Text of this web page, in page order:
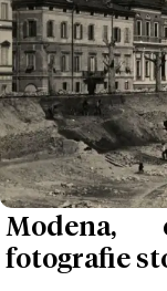
fotografie